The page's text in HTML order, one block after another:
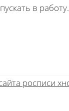
в работу.